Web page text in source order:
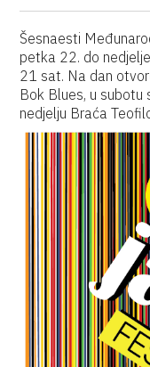
Šesnaesti
petka 22. do
21 sat. Na dan
Bok Blues, u subotu
nedjelju Braća